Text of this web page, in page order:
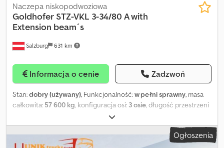
Salzburg 631 km
Naczepa niskopodwoziowa
Goldhofer STZ-VKL 3-34/80 A with
Extension beam´s
Informacja o cenie Zadzwoń
Stan:dobry (używany), Funkcjonalność:w pełni sprawny, masa
całkowita: 57 600 kg, konfiguracja osi: 3 osie, długość przestrzeni
, szerokość przestrzeni ładunkowej:
mm, wysokość przestrzeni ładunkowej:945 mm, kolor:niebieski,
Rok budowy:2008, Dysponujemy dwoma takimi naczepamiOgłoszenia